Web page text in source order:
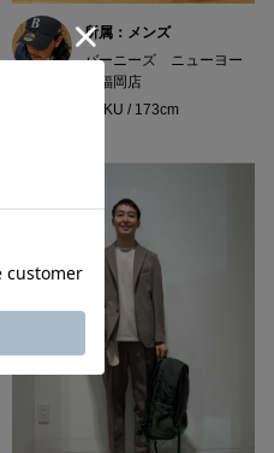
所属：メンズ
バーニーズ ニューヨー
ク福岡店
FUKU / 173cm